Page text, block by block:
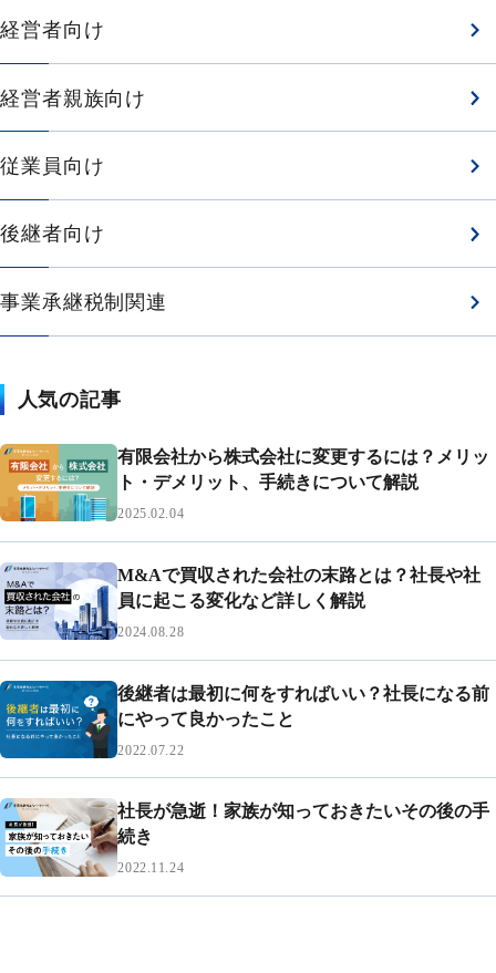
経営者向け
経営者親族向け
従業員向け
後継者向け
事業承継税制関連
人気の記事
有限会社から株式会社に変更するには？メリッ
ト・デメリット、手続きについて解説
2025.02.04
M&Aで買収された会社の末路とは？社長や社
員に起こる変化など詳しく解説
2024.08.28
後継者は最初に何をすればいい？社長になる前
にやって良かったこと
2022.07.22
社長が急逝！家族が知っておきたいその後の手
続き
2022.11.24